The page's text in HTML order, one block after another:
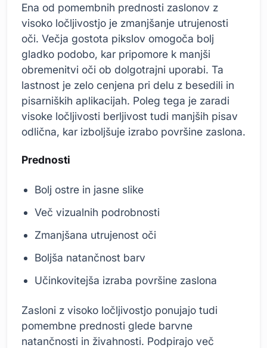
Ena od pomembnih prednosti zaslonov z
visoko ločljivostjo je zmanjšanje utrujenosti
oči. Večja gostota pikslov omogoča bolj
gladko podobo, kar pripomore k manjši
obremenitvi oči ob dolgotrajni uporabi. Ta
lastnost je zelo cenjena pri delu z besedili in
pisarniških aplikacijah. Poleg tega je zaradi
visoke ločljivosti berljivost tudi manjših pisav
odlična, kar izboljšuje izrabo površine zaslona.
Prednosti
Bolj ostre in jasne slike
Več vizualnih podrobnosti
Zmanjšana utrujenost oči
Boljša natančnost barv
Učinkovitejša izraba površine zaslona
Zasloni z visoko ločljivostjo ponujajo tudi
pomembne prednosti glede barvne
natančnosti in živahnosti. Podpirajo več